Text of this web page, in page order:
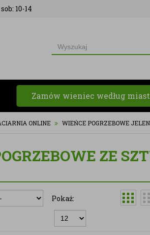
10-14
Zamów wieniec według
ONLINE WIEŃCE POGRZEBOWE
ZE
Pokaż: